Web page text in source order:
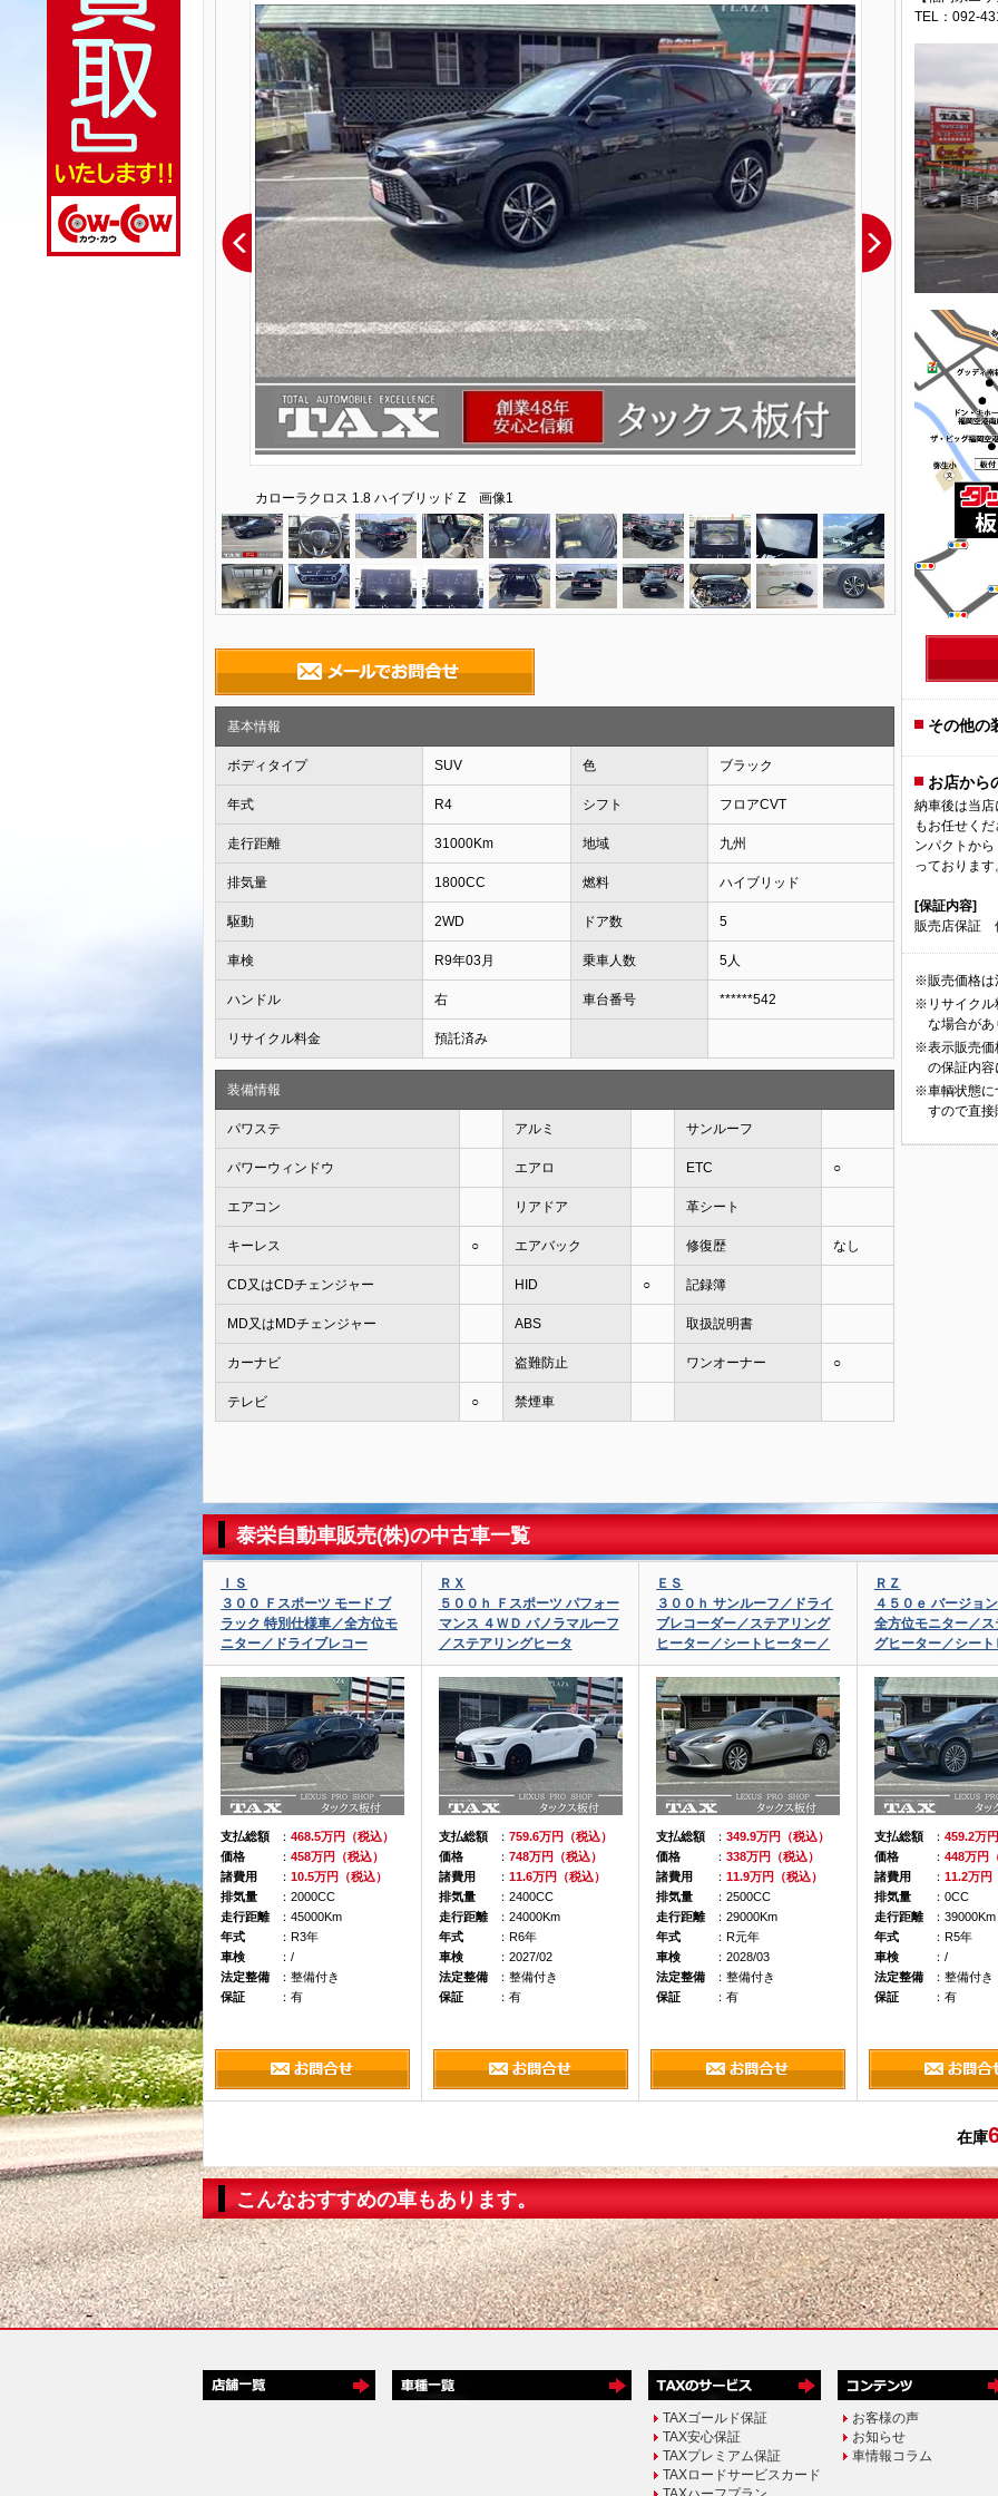
TEL：092-
その他の
お店から
納車後は当
もお任せく
ンパクトか
っております
[保証内容]
販売店保証
※販売価格は
※リサイクル
な場合があ
※表示販売価
の保証内
※車輌状態に
すので直
カローラクロス 1.8 ハイブリッド Z 画像1
基本情報
ボディタイプ SUV 色 ブラック
年式 R4 シフト フロアCVT
走行距離 31000Km 地域 九州
排気量 1800CC 燃料 ハイブリッド
駆動 2WD ドア数 5
車検 R9年03月 乗車人数 5人
ハンドル 右 車台番号 ******542
リサイクル料金 預託済み
装備情報
パワステ アルミ サンルーフ
パワーウィンドウ エアロ ETC ○
エアコン リアドア 革シート
キーレス ○ エアバック 修復歴 なし
CD又はCDチェンジャー HID ○ 記録簿
MD又はMDチェンジャー ABS 取扱説明書
カーナビ 盗難防止 ワンオーナー ○
テレビ ○ 禁煙車
泰栄自動車販売(株)の中古車一覧
ＩＳ
３００ Ｆスポーツ モード ブ
ラック 特別仕様車／全方位モ
ニター／ドライブレコー
支払総額 ： 468.5万円（税込）
価格
： 458万円（税込）
諸費用
： 10.5万円（税込）
排気量
：2000CC
走行距離
：45000Km
年式
：R3年
車検
：/
法定整備
：整備付き
保証
：有
ＲＸ
５００ｈ Ｆスポーツ パフォー
マンス ４ＷＤ パノラマルーフ
／ステアリングヒータ
支払総額 ： 759.6万円（税込）
価格
： 748万円（税込）
諸費用
： 11.6万円（税込）
排気量
：2400CC
走行距離
：24000Km
年式
：R6年
車検
：2027/02
法定整備
：整備付き
保証
：有
ＥＳ
３００ｈ サンルーフ／ドライ
ブレコーダー／ステアリング
ヒーター／シートヒーター／
支払総額 ：349.9万円（税込）
価格
：338万円（税込）
諸費用
：11.9万円（税込）
排気量
：2500CC
走行距離
：29000Km
年式
：R元年
車検
：2028/03
法定整備
：整備付き
保証
：有
ＲＺ
４５０ｅ バージョ
全方位モニター／ス
グヒーター／シート
支払総額 ： 459.2万
価格
： 448万円
諸費用
： 11.2万円
排気量
：0CC
走行距離
：39000Km
年式
：R5年
車検
：/
法定整備
：整備付き
保証
：有
在庫
こんなおすすめの車もあります。
TAXゴールド保証
TAX安心保証
TAXプレミアム保証
TAXロードサービスカード
お客様の声
お知らせ
車情報コラム